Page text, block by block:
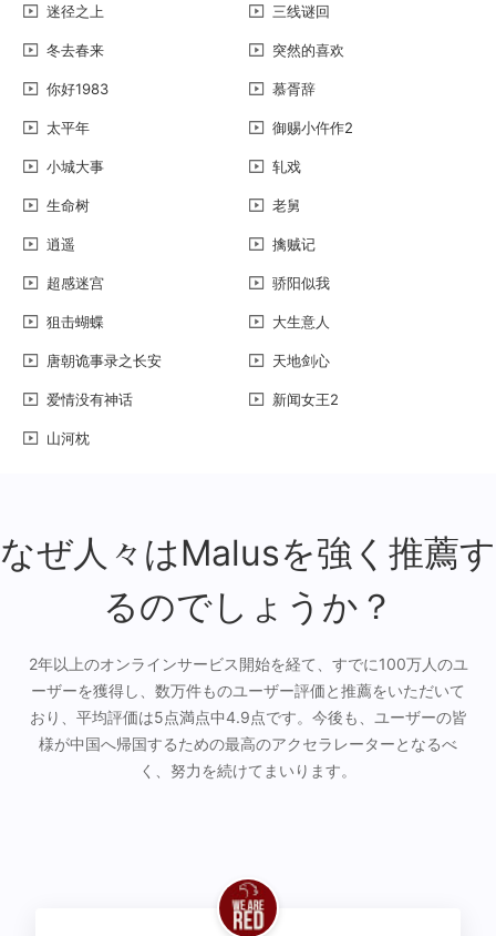
迷径之上 三线谜回
冬去春来 突然的喜欢
你好1983 慕胥辞
太平年 御赐小仵作2
小城大事 轧戏
生命树 老舅
逍遥 擒贼记
超感迷宫 骄阳似我
狙击蝴蝶 大生意人
唐朝诡事录之长安 天地剑心
爱情没有神话 新闻女王2
山河枕
なぜ人々はMalusを強く推薦す
るのでしょうか？
2年以上のオンラインサービス開始を経て、すでに100万人のユ
ーザーを獲得し、数万件ものユーザー評価と推薦をいただいて
おり、平均評価は5点満点中4.9点です。今後も、ユーザーの皆
様が中国へ帰国するための最高のアクセラレーターとなるべ
く、努力を続けてまいります。